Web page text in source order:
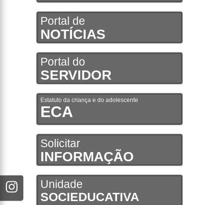
Portal de
NOTÍCIAS
Portal do
SERVIDOR
Estatuto da criança e do adolescente
ECA
Solicitar
INFORMAÇÃO
Unidade
SOCIEDUCATIVA